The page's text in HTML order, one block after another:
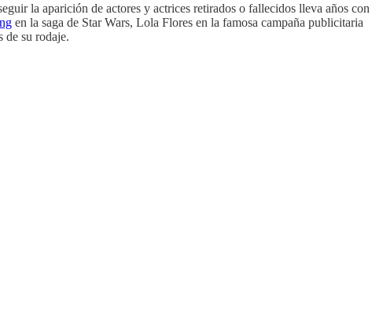
la aparición de actores y actrices retirados o fallecidos lleva años con
en la saga de Star Wars, Lola Flores en la famosa campaña publicitaria
de su rodaje.